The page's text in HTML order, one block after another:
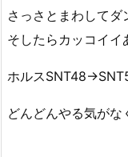
さっさとまわして
そしたらカッコイイ
ホルス
どんどんやる気がな